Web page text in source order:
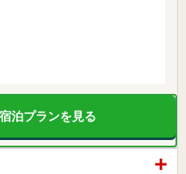
泊プランを見る